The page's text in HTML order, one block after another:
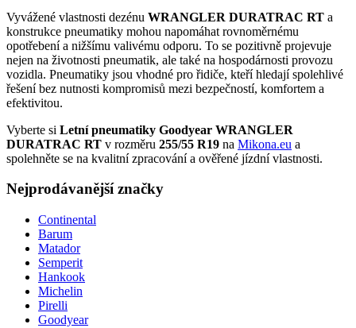
Vyvážené vlastnosti dezénu WRANGLER DURATRAC RT a
konstrukce pneumatiky mohou napomáhat rovnoměrnému
opotřebení a nižšímu valivému odporu. To se pozitivně projevuje
nejen na životnosti pneumatik, ale také na hospodárnosti provozu
vozidla. Pneumatiky jsou vhodné pro řidiče, kteří hledají spolehlivé
řešení bez nutnosti kompromisů mezi bezpečností, komfortem a
efektivitou.
Vyberte si Letní pneumatiky Goodyear WRANGLER
DURATRAC RT v rozměru 255/55 R19 na Mikona.eu a
spolehněte se na kvalitní zpracování a ověřené jízdní vlastnosti.
Nejprodávanější značky
Continental
Barum
Matador
Semperit
Hankook
Michelin
Pirelli
Goodyear